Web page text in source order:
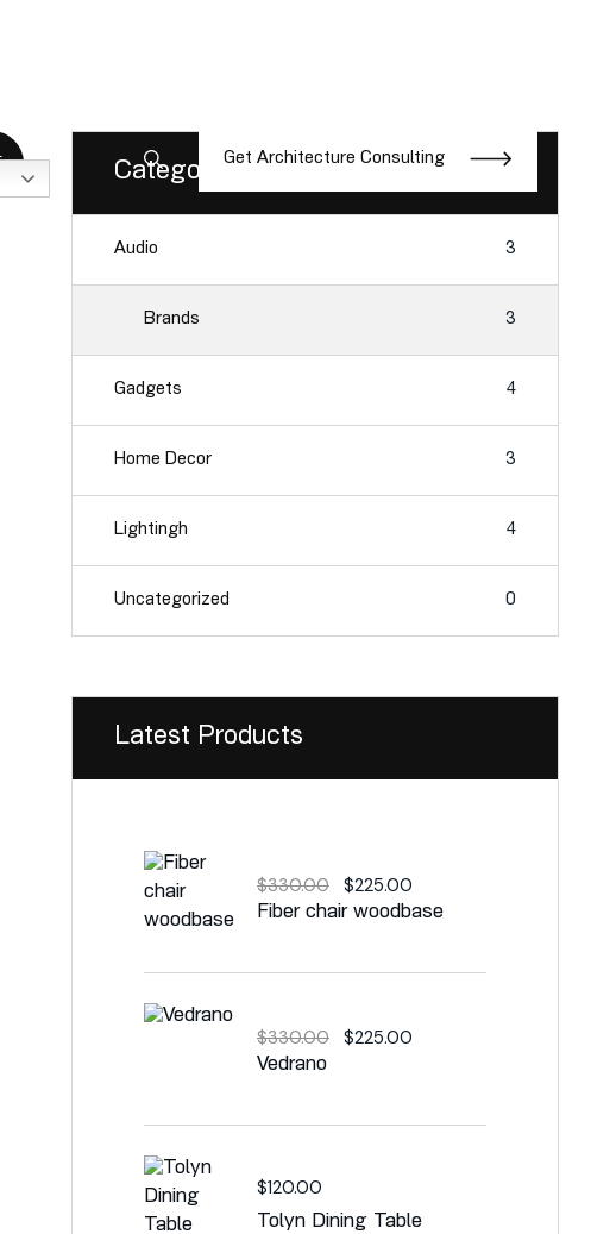
Get Arc hitecture Consulting
Categories
Audio 3
Brands 3
Gadgets 4
Home Decor 3
Lightingh 4
Uncategorized 0
Latest Products
Fiber chair woodbase
$330.00 $225.00
Vedrano
$330.00 $225.00
Tolyn Dining Table
$120.00